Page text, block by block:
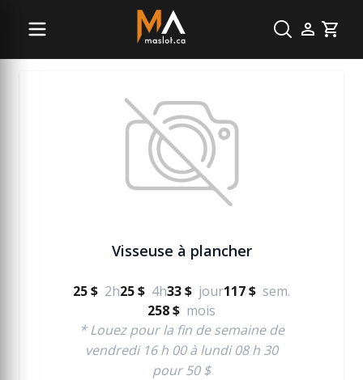
Cart
Plancher
Visseuse à plancher
25 $ 2h25 $ 4h33 $ jour117 $ sem.
258 $ mois
* Louez pour la fin de semaine de
vendredi 16 h 00 à lundi 08 h 30
pour 50 $